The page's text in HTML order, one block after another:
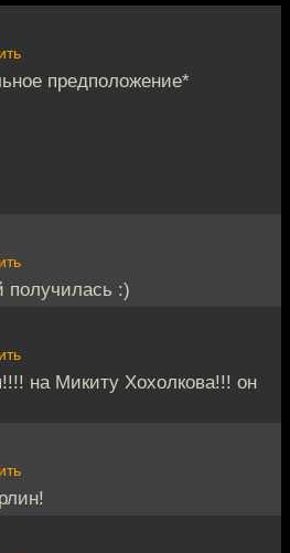
предположение*
получилась :)
на Микиту Хохолкова!!! он